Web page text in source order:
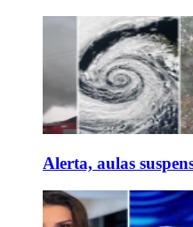
Alerta, aulas